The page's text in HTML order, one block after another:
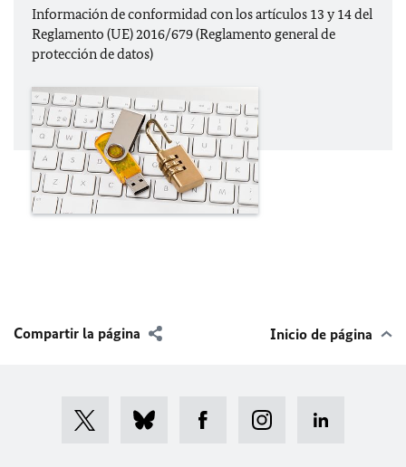
Información de conformidad con los artículos 13 y 14 del
Reglamento (UE) 2016/679 (Reglamento general de
protección de datos)
Compartir la página Inicio de página